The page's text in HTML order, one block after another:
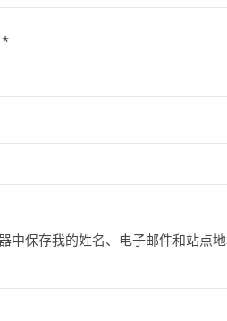
*
中保存我的姓名、电子邮件和站点